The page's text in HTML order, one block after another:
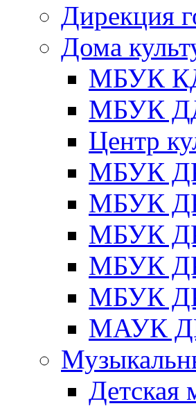
Дирекция
Дома
МБУК
МБУК
Центр
МБУК
МБУК
МБУК
МБУК
МБУК
МАУК
Детская